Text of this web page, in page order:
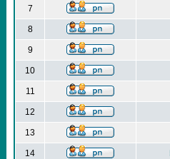
7
8
9
10
11
12
13
14